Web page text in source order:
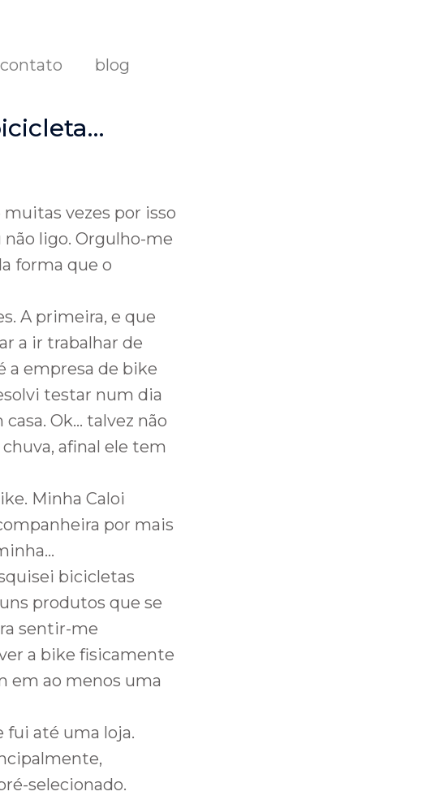
contato blog
vezes por isso
não ligo. Orgulho-me
forma que o
A primeira, e que
a ir trabalhar de
a empresa de bike
testar num dia
Ok… talvez não
afinal ele tem
Minha Caloi
por mais
bicicletas
produtos que se
sentir-me
a bike fisicamente
em ao menos uma
fui até uma loja.
selecionado.